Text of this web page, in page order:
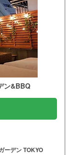
ン&BBQ
ーデン TOKYO